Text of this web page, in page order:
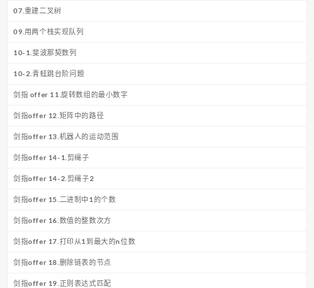
07.重建二叉树
09.用两个栈实现队列
10-1.斐波那契数列
10-2.青蛙跳台阶问题
剑指 offer 11.旋转数组的最小数字
剑指offer 12.矩阵中的路径
剑指offer 13.机器人的运动范围
剑指offer 14-1.剪绳子
剑指offer 14-2.剪绳子2
剑指offer 15.二进制中1的个数
剑指offer 16.数值的整数次方
剑指offer 17.打印从1到最大的n位数
剑指offer 18.删除链表的节点
剑指offer 19.正则表达式匹配